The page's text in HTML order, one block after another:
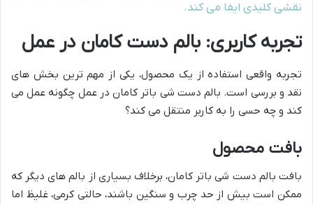
نقشی کلیدی ایفا می کند.
تجربه کاربری: بالم دست کامان در عمل
تجربه واقعی استفاده از یک محصول، یکی از مهم ترین بخش های
نقد و بررسی است. بالم دست شی باتر کامان در عمل چگونه عمل می
کند و چه حسی را به کاربر منتقل می کند؟
بافت محصول
بافت بالم دست شی باتر کامان، برخلاف بسیاری از بالم های دیگر که
ممکن است بیش از حد چرب و سنگین باشند، حالتی کرمی، غلیظ اما